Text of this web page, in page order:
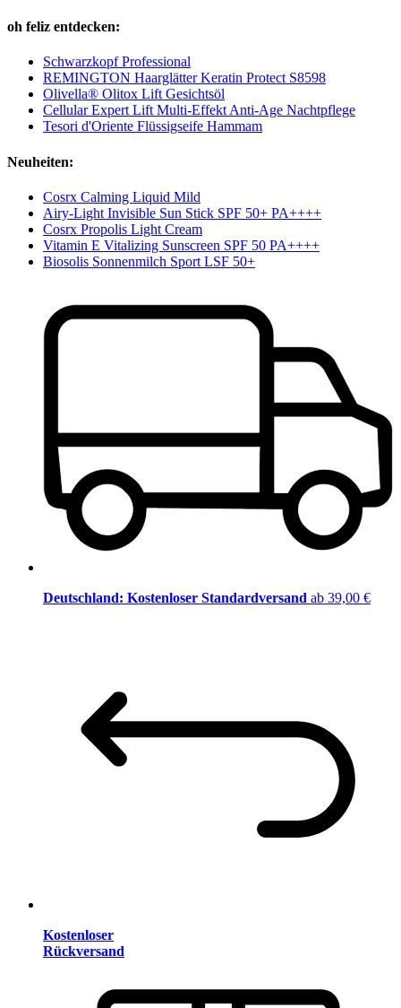
oh feliz entdecken:
Schwarzkopf Professional
REMINGTON Haarglätter Keratin Protect S8598
Olivella® Olitox Lift Gesichtsöl
Cellular Expert Lift Multi-Effekt Anti-Age Nachtpflege
Tesori d'Oriente Flüssigseife Hammam
Neuheiten:
Cosrx Calming Liquid Mild
Airy-Light Invisible Sun Stick SPF 50+ PA++++
Cosrx Propolis Light Cream
Vitamin E Vitalizing Sunscreen SPF 50 PA++++
Biosolis Sonnenmilch Sport LSF 50+
Deutschland: Kostenloser Standardversand ab 39,00 €
Kostenloser
Rückversand